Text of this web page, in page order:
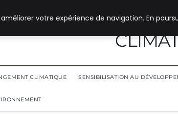
CLIMATIQUE SENSIBILISATION AU
votre expérience de navigation. En